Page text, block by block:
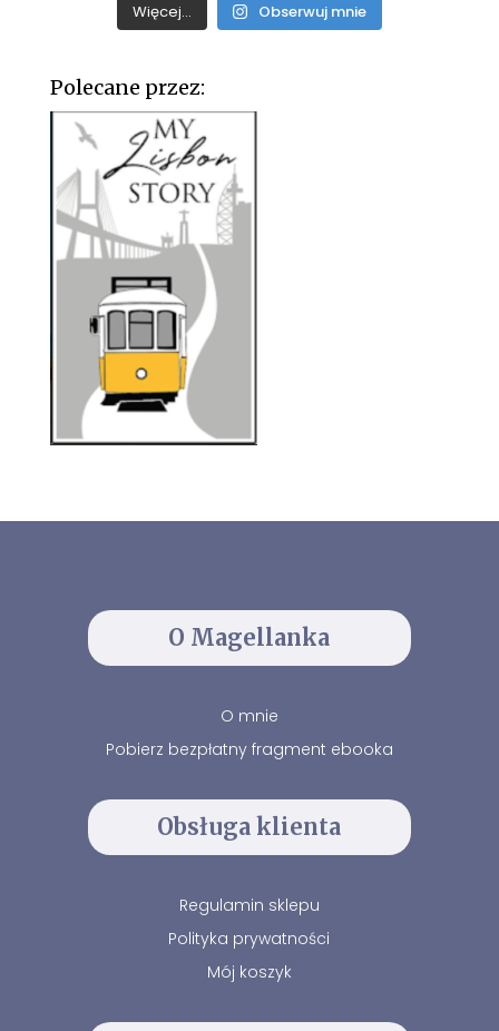
Więcej... Obserwuj mnie
Polecane przez:
O Magellanka
O mnie
Pobierz bezpłatny fragment ebooka
Obsługa klienta
Regulamin sklepu
Polityka prywatności
Mój koszyk